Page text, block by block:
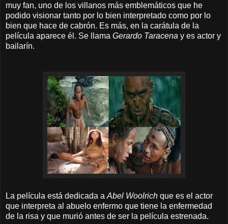
muy fan, uno de los villanos más emblemáticos que he
podido visionar tanto por lo bien interpretado como por lo
bien que hace de cabrón. Es más, en la carátula de la
película aparece él. Se llama Gerardo Taracena y es actor y
bailarín.
La película está dedicada a Abel Woolrich que es el actor
que interpreta al abuelo enfermo que tiene la enfermedad
de la risa y que murió antes de ser la película estrenada.